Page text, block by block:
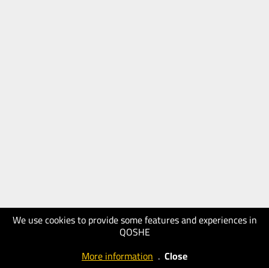
We use cookies to provide some features and experiences in
QOSHE
More information . Close